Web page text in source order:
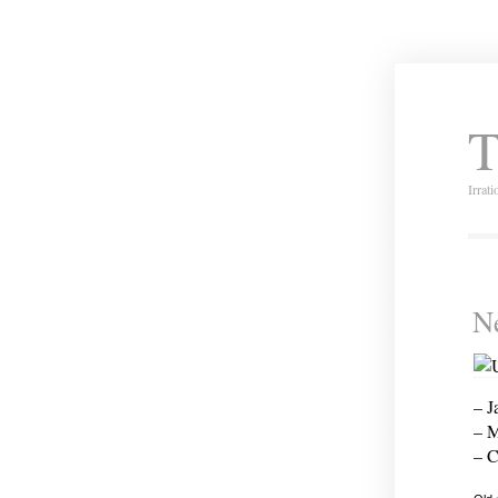
–
–
–